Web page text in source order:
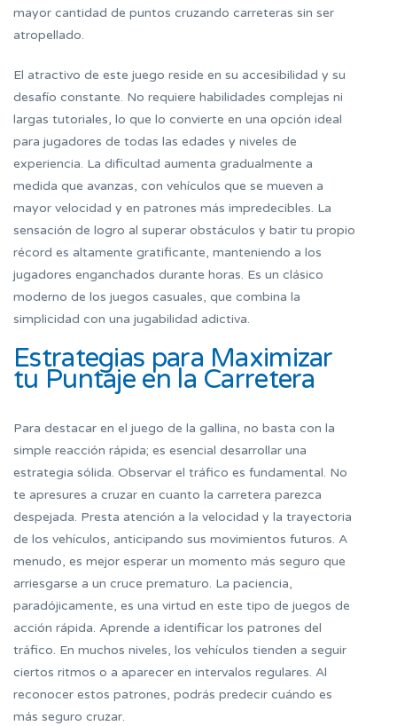
mayor cantidad de puntos cruzando carreteras sin ser
atropellado.
El atractivo de este juego reside en su accesibilidad y su
desafío constante. No requiere habilidades complejas ni
largas tutoriales, lo que lo convierte en una opción ideal
para jugadores de todas las edades y niveles de
experiencia. La dificultad aumenta gradualmente a
medida que avanzas, con vehículos que se mueven a
mayor velocidad y en patrones más impredecibles. La
sensación de logro al superar obstáculos y batir tu propio
récord es altamente gratificante, manteniendo a los
jugadores enganchados durante horas. Es un clásico
moderno de los juegos casuales, que combina la
simplicidad con una jugabilidad adictiva.
Estrategias para Maximizar
tu Puntaje en la Carretera
Para destacar en el juego de la gallina, no basta con la
simple reacción rápida; es esencial desarrollar una
estrategia sólida. Observar el tráfico es fundamental. No
te apresures a cruzar en cuanto la carretera parezca
despejada. Presta atención a la velocidad y la trayectoria
de los vehículos, anticipando sus movimientos futuros. A
menudo, es mejor esperar un momento más seguro que
arriesgarse a un cruce prematuro. La paciencia,
paradójicamente, es una virtud en este tipo de juegos de
acción rápida. Aprende a identificar los patrones del
tráfico. En muchos niveles, los vehículos tienden a seguir
ciertos ritmos o a aparecer en intervalos regulares. Al
reconocer estos patrones, podrás predecir cuándo es
más seguro cruzar.